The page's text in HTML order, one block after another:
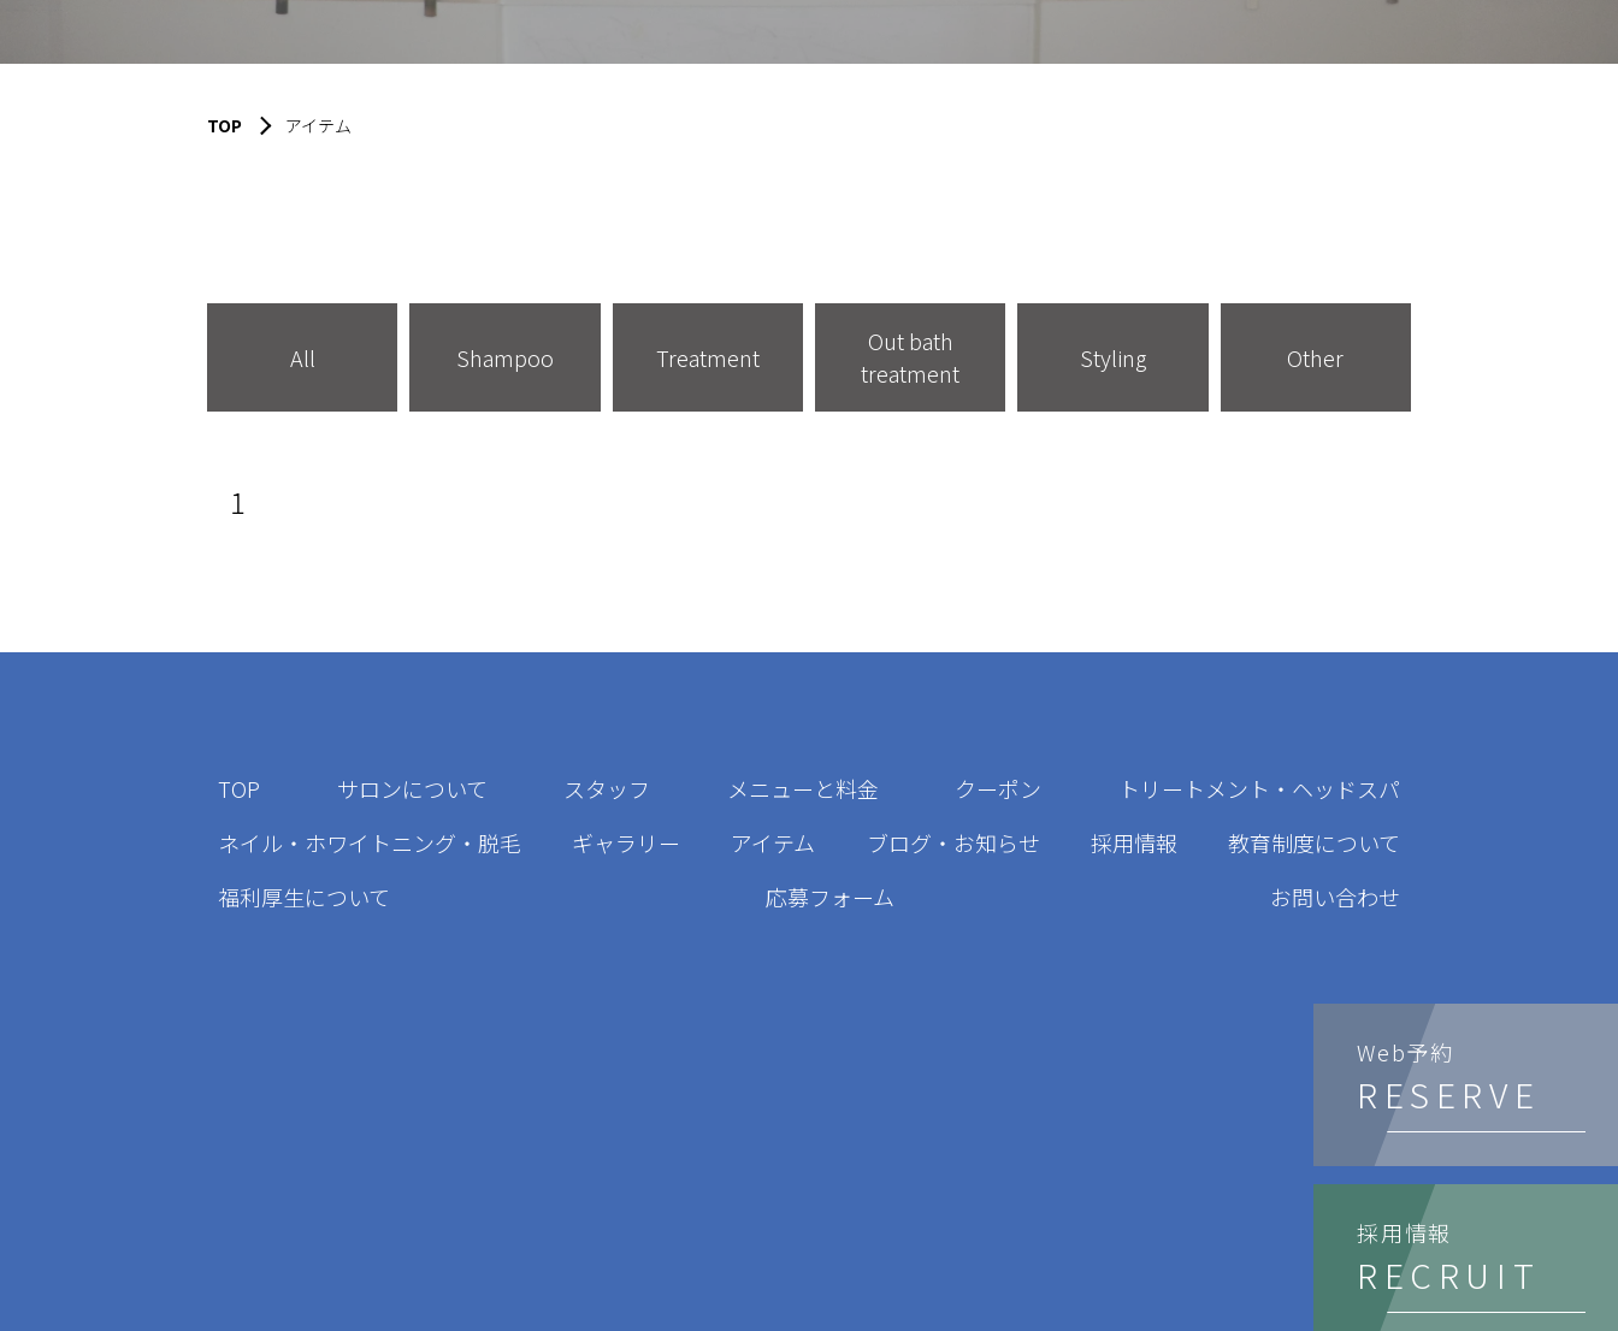
TOP アイテム
All Shampoo Treatment
Out bath
treatment
Styling Other
1
Web予約
RESERVE
採用情報
RECRUIT
TOP サロンについて スタッフ メニューと料金 クーポン
トリートメント・ヘッドスパ
ネイル・ホワイトニング・脱毛
ギャラリー アイテム ブログ・お知らせ 採用情報
教育制度について
福利厚生について
応募フォーム お問い合わせ